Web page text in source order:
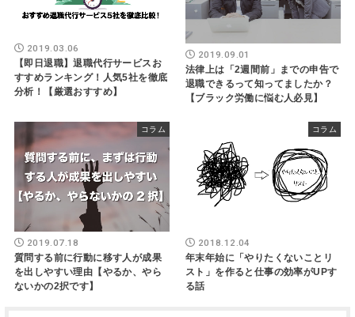
2019.03.06
【即日退職】退職代行サービスお
すすめランキング！人気5社を徹底
分析！【厳選おすすめ】
2019.09.01
法律上は「2週間前」までの申告で
退職できるって知ってましたか？
【ブラック労働に悩む人必見】
コラム
2019.07.18
質問する前に行動に移す人が成果
を出しやすい理由【やるか、やら
ないかの2択です】
コラム
2018.12.04
年末年始に「やりたくないことリ
スト」を作ると仕事の効率がUPす
る話